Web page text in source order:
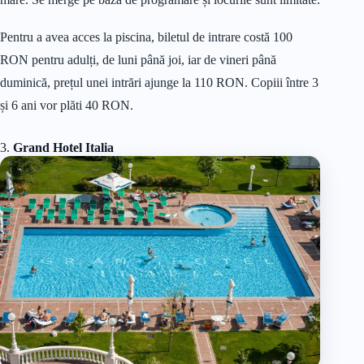
Pentru a avea acces la piscina, biletul de intrare costă 100
RON pentru adulți, de luni până joi, iar de vineri până
duminică, prețul unei intrări ajunge la 110 RON. Copiii între 3
și 6 ani vor plăti 40 RON.
3. Grand Hotel Italia